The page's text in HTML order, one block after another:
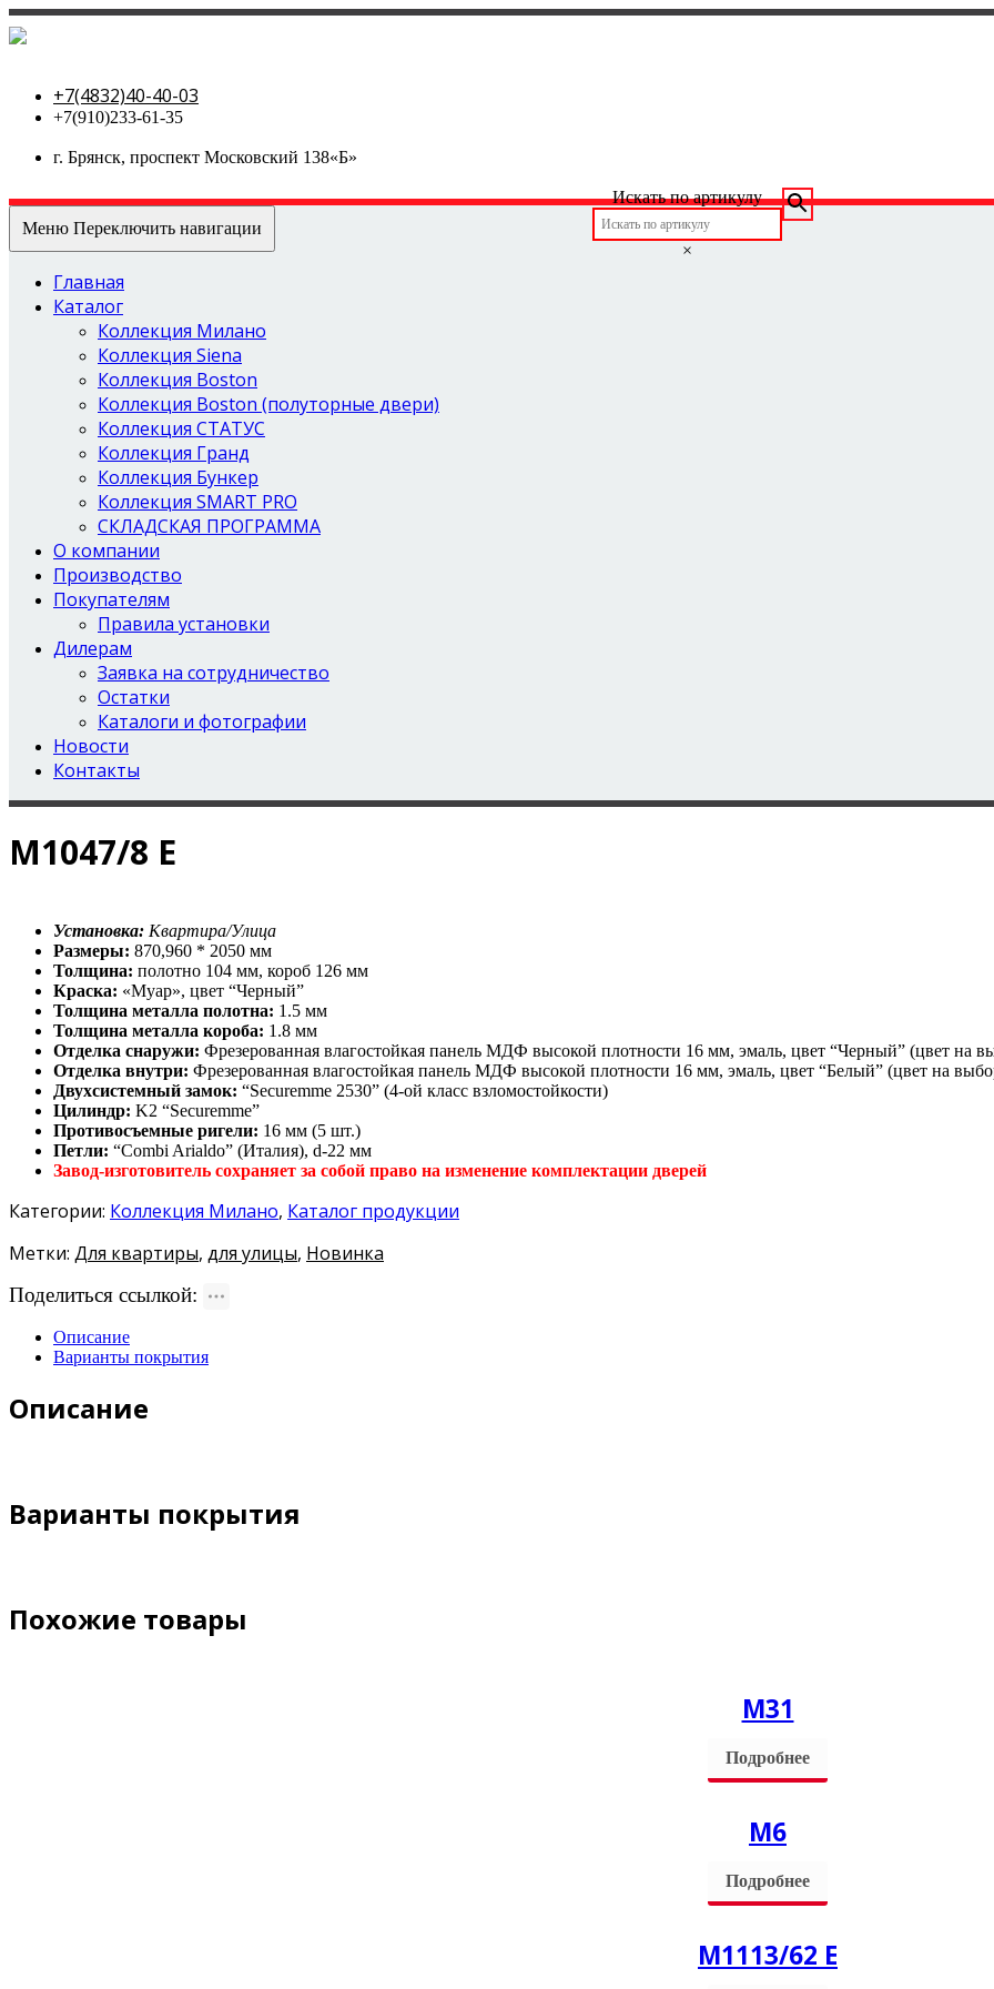
+7(4832)40-40-03
+7(910)233-61-35
г. Брянск, проспект Московский 138«Б»
Искать по артикулу
×
Меню Переключить навигации
Главная
Каталог
Коллекция Милано
Коллекция Siena
Коллекция Boston
Коллекция Boston (полуторные двери)
Коллекция СТАТУС
Коллекция Гранд
Коллекция Бункер
Коллекция SMART PRO
СКЛАДСКАЯ ПРОГРАММА
О компании
Производство
Покупателям
Правила установки
Дилерам
Заявка на сотрудничество
Остатки
Каталоги и фотографии
Новости
Контакты
М1047/8 Е
Установка: Квартира/Улица
Размеры: 870,960 * 2050 мм
Толщина: полотно 104 мм, короб 126 мм
Краска: «Муар», цвет “Черный”
Толщина металла полотна: 1.5 мм
Толщина металла короба: 1.8 мм
Отделка снаружи: Фрезерованная влагостойкая панель МДФ высокой плотности 16 мм, эмаль, цвет “Черный” (цвет на
Отделка внутри: Фрезерованная влагостойкая панель МДФ высокой плотности 16 мм, эмаль, цвет “Белый” (цвет на
Двухсистемный замок: “Securemme 2530” (4-ой класс взломостойкости)
Цилиндр: K2 “Securemme”
Противосъемные ригели: 16 мм (5 шт.)
Петли: “Combi Arialdo” (Италия), d-22 мм
Завод-изготовитель сохраняет за собой право на изменение комплектации дверей
Категории: Коллекция Милано, Каталог продукции
Метки: Для квартиры, для улицы, Новинка
Поделиться ссылкой:
Описание
Варианты покрытия
Описание
Варианты покрытия
Похожие товары
M31
Подробнее
М6
Подробнее
М1113/62 Е